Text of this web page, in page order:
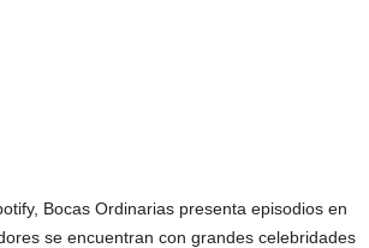
Bocas Ordinarias presenta episodios en
se encuentran con grandes celebridades